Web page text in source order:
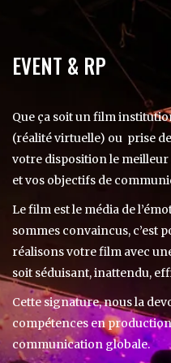
EVENT & RP
Que ça soit un film
(réalité virtuelle) ou prise
votre disposition le
et vos objectifs de
Le film est le média de
sommes convaincus, c’est
réalisons votre film avec
soit séduisant, inattendu,
Cette signature, nous la
compétences en
communication globale.